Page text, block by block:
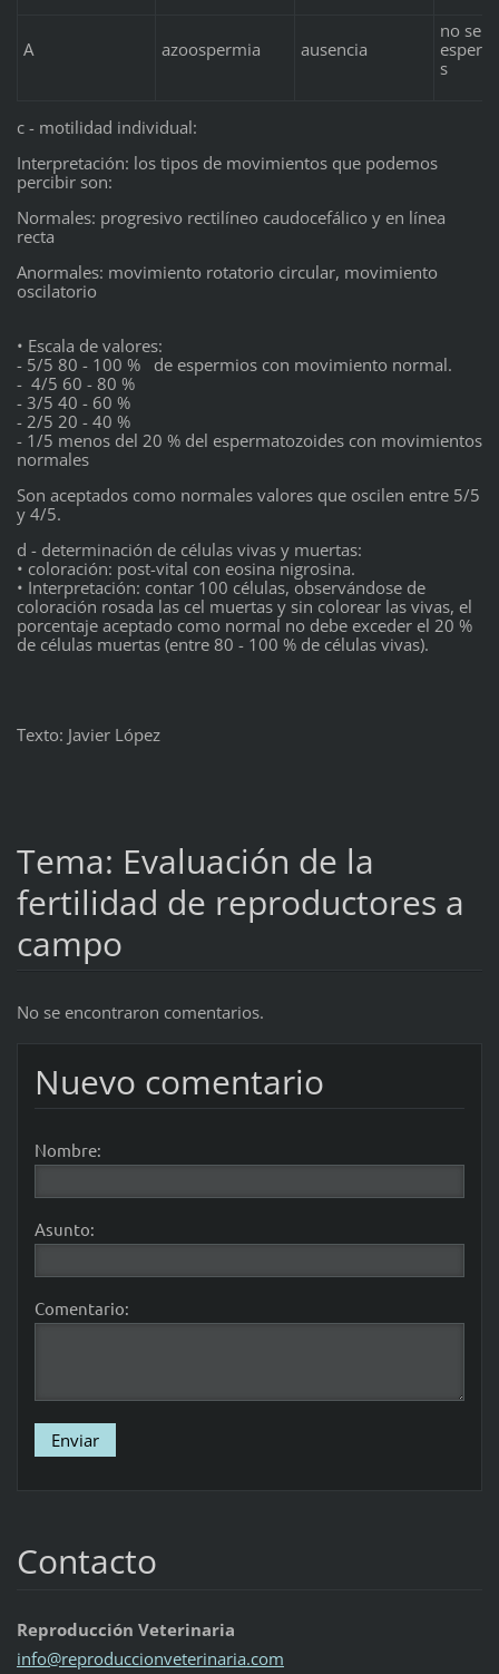
A azoospermia ausencia
no se
s
c - motilidad individual:
Interpretación: los tipos de movimientos que podemos
percibir son:
Normales: progresivo rectilíneo caudocefálico y en línea
recta
Anormales: movimiento rotatorio circular, movimiento
oscilatorio
• Escala de valores:
- 5/5 80 - 100 % de espermios con movimiento normal.
- 4/5 60 - 80 %
- 3/5 40 - 60 %
- 2/5 20 - 40 %
- 1/5 menos del 20 % del espermatozoides con movimientos
normales
Son aceptados como normales valores que oscilen entre 5/5
y 4/5.
d - determinación de células vivas y muertas:
• coloración: post-vital con eosina nigrosina.
• Interpretación: contar 100 células, observándose de
coloración rosada las cel muertas y sin colorear las vivas, el
porcentaje aceptado como normal no debe exceder el 20 %
de células muertas (entre 80 - 100 % de células vivas).
Texto: Javier López
Tema: Evaluación de la
fertilidad de reproductores a
campo
No se encontraron comentarios.
Nuevo comentario
Nombre:
Asunto:
Comentario:
Contacto
Reproducción Veterinaria
info@reproduccionveterinaria.com